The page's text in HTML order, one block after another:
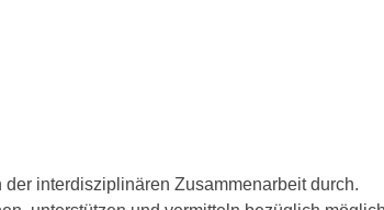
interdisziplinären Zusammenarbeit durch.